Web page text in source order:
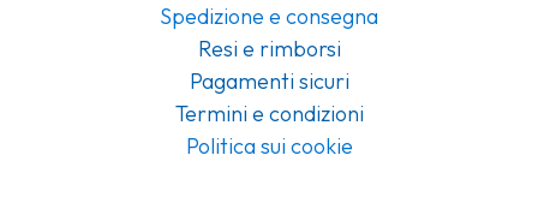
Spedizione e consegna
Resi e rimborsi
Pagamenti sicuri
Termini e condizioni
Politica sui cookie